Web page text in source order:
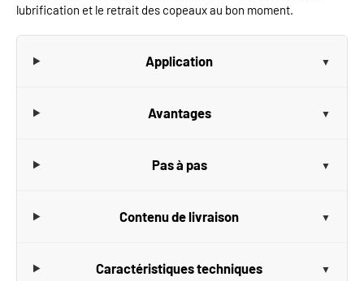
lubrification et le retrait des copeaux au bon moment.
Application
Avantages
Pas à pas
Contenu de livraison
Caractéristiques techniques